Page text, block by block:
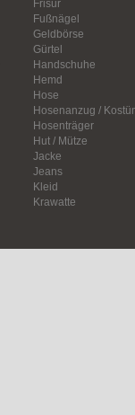
Frisur
Fußnägel
Geldbörse
Gürtel
Handschuhe
Hemd
Hose
Hosenanzug /
Hosenträger
Hut / Mütze
Jacke
Jeans
Kleid
Krawatte